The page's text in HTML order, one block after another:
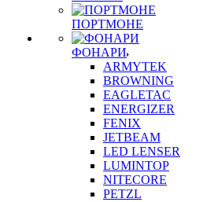
ПОРТМОНЕ
ФОНАРИ
ARMYTEK
BROWNING
EAGLETAC
ENERGIZER
FENIX
JETBEAM
LED LENSER
LUMINTOP
NITECORE
PETZL